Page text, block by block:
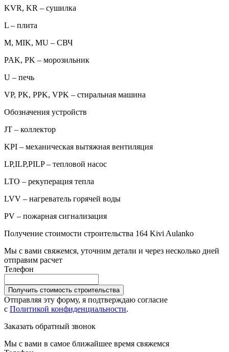
KVR, KR – сушилка
L – плита
M, MIK, MU – СВЧ
PAK, PK – морозильник
U – печь
VP, PK, PPK, VPK – стиральная машина
Обозначения устройств
JT – коллектор
KPI – механическая вытяжная вентиляция
LP,ILP,PILP – тепловой насос
LTO – рекуперация тепла
LVV – нагреватель горячей воды
PV – пожарная сигнализация
Получение стоимости строительства 164 Kivi Aulanko
Мы с вами свяжемся, уточним детали и через несколько дней
отправим расчет
Телефон
Получить стоимость строительства
Отправляя эту форму, я подтверждаю согласие
с Политикой конфиденциальности.
Заказать обратный звонок
Мы с вами в самое ближайшее время свяжемся